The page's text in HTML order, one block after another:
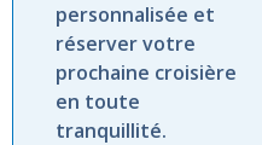
personnalisée et
réserver votre
prochaine croisière
en toute
tranquillité.